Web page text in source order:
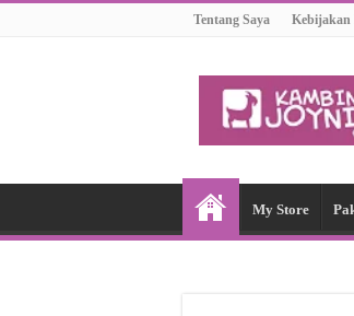
Tentang Saya Kebijakan
My Store